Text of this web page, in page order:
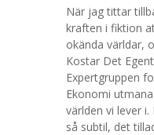
När jag tittar
kraften i fiktion
okända världar,
Kostar Det
Expertgruppen
Ekonomi
världen vi lever
så subtil, det